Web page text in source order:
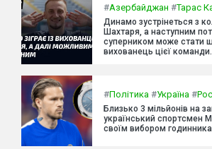
#Азербайджан #Тарас
Динамо зустрінеться з
Шахтаря, а наступним
суперником може стати
вихованець цієї команди.
#Політика #Україна #
Близько 3 мільйонів на
український спортсмен
своїм вибором